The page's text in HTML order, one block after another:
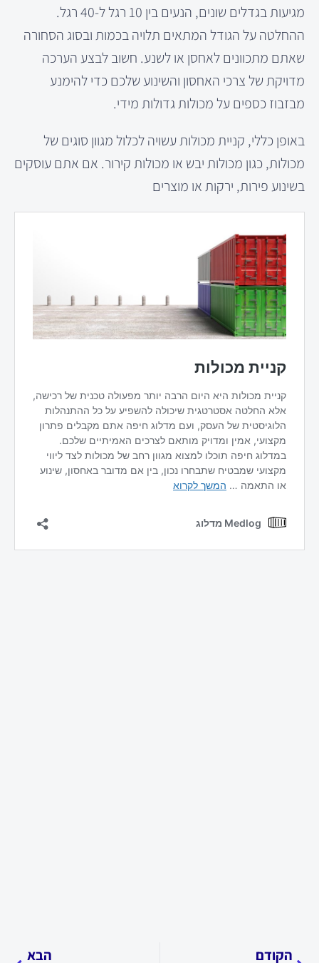
מגיעות בגדלים שונים, הנעים בין 10 רגל ל-40 רגל.
ההחלטה על הגודל המתאים תלויה בכמות ובסוג הסחורה
שאתם מתכוונים לאחסן או לשנע. חשוב לבצע הערכה
מדויקת של צרכי האחסון והשינוע שלכם כדי להימנע
מבזבוז כספים על מכולות גדולות מידי.
באופן כללי, קניית מכולות עשויה לכלול מגוון סוגים של
מכולות, כגון מכולות יבש או מכולות קירור. אם אתם עוסקים
בשינוע פירות, ירקות או מוצרים
הקודם הבא